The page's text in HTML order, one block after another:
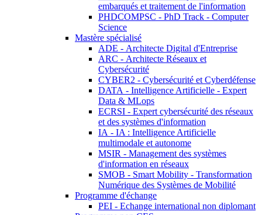
embarqués et traitement de l'information
PHDCOMPSC - PhD Track - Computer
Science
Mastère spécialisé
ADE - Architecte Digital d'Entreprise
ARC - Architecte Réseaux et
Cybersécurité
CYBER2 - Cybersécurité et Cyberdéfense
DATA - Intelligence Artificielle - Expert
Data & MLops
ECRSI - Expert cybersécurité des réseaux
et des systèmes d'information
IA - IA : Intelligence Artificielle
multimodale et autonome
MSIR - Management des systèmes
d'information en réseaux
SMOB - Smart Mobility - Transformation
Numérique des Systèmes de Mobilité
Programme d'échange
PEI - Echange international non diplomant